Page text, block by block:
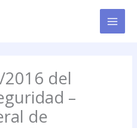
2016 del
–
de